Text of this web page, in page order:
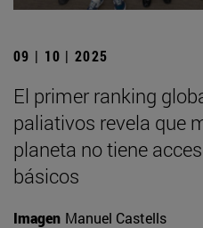
09 | 10 | 2025
El primer ranking
paliativos revela que
planeta no tiene
básicos
Imagen Manuel Castells